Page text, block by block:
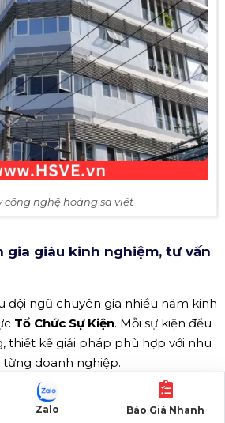
công nghệ hoàng sa việt
gia giàu kinh nghiệm, tư vấn
đội ngũ chuyên gia nhiều năm kinh
Tổ Chức Sự Kiện. Mỗi sự kiện đều
thiết kế giải pháp phù hợp với nhu
doanh nghiệp.
và tinh thần trách nhiệm cao giúp
khi hợp tác, hạn chế tối đa cácSai
Báo Giá Nhanh
Zalo